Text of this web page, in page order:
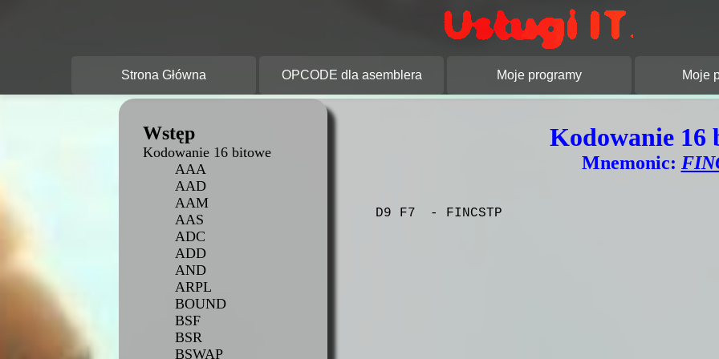
Opracowanie
AJOT (Artur
Strona Główna OPCODE dla asemblera Moje programy Moje
Wstęp
Kodowanie 16 bitowe
AAA
AAD
AAM
AAS
ADC
ADD
AND
ARPL
BOUND
BSF
BSR
BSWAP
Kodowanie 16
Mnemonic:
D9 F7 - FINCSTP